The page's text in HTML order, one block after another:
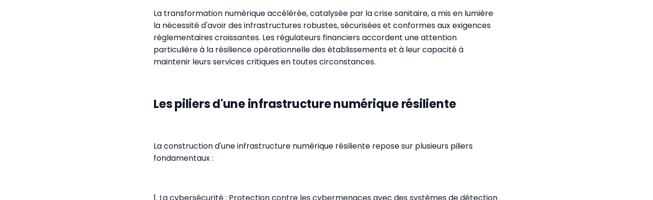
La transformation numérique accélérée, catalysée par la crise sanitaire, a mis en lumière
la nécessité d'avoir des infrastructures robustes, sécurisées et conformes aux exigences
réglementaires croissantes. Les régulateurs financiers accordent une attention
particulière à la résilience opérationnelle des établissements et à leur capacité à
maintenir leurs services critiques en toutes circonstances.
Les piliers d'une infrastructure numérique résiliente
La construction d'une infrastructure numérique résiliente repose sur plusieurs piliers
fondamentaux :
1. La cybersécurité : Protection contre les cybermenaces avec des systèmes de détection